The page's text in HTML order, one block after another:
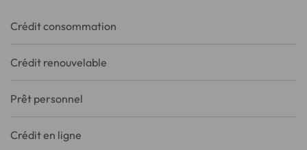
Crédit consommation
Crédit renouvelable
Prêt personnel
Crédit en ligne